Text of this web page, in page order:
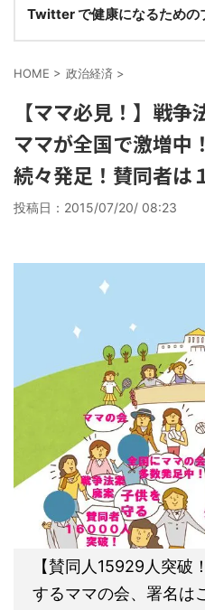
Twitter で健康になるための
HOME > 政治経済 >
【ママ必見！】戦
ママが全国で激増中
続々発足！賛同者は
投稿日： 2015/07/20/ 08:23
【賛同人15929人突破
するママの会、署名は